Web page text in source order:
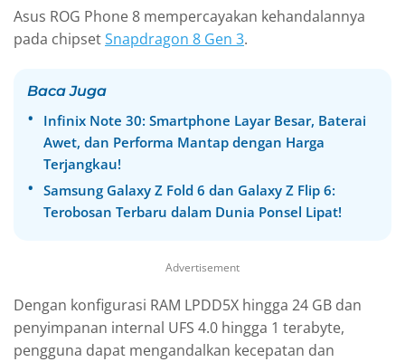
Asus ROG Phone 8 mempercayakan kehandalannya
pada chipsetSnapdragon 8 Gen 3.
Baca Juga
Infinix Note 30: Smartphone Layar Besar, Baterai
Awet, dan Performa Mantap dengan Harga
Terjangkau!
Samsung Galaxy Z Fold 6 dan Galaxy Z Flip 6:
Terobosan Terbaru dalam Dunia Ponsel Lipat!
Advertisement
Dengan konfigurasi RAM LPDD5X hingga 24 GB dan
penyimpanan internal UFS 4.0 hingga 1 terabyte,
pengguna dapat mengandalkan kecepatan dan